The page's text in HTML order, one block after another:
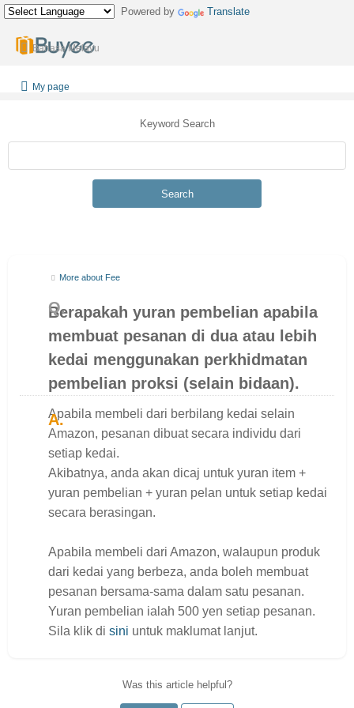
Powered by Translate
Bahasa Melayu
My page
Keyword Search
Search
More about Fee
Berapakah yuran pembelian apabila
membuat pesanan di dua atau lebih
kedai menggunakan perkhidmatan
pembelian proksi (selain bidaan).
Apabila membeli dari berbilang kedai selain
Amazon, pesanan dibuat secara individu dari
setiap kedai.
Akibatnya, anda akan dicaj untuk yuran item +
yuran pembelian + yuran pelan untuk setiap kedai
secara berasingan.
Apabila membeli dari Amazon, walaupun produk
dari kedai yang berbeza, anda boleh membuat
pesanan bersama-sama dalam satu pesanan.
Yuran pembelian ialah 500 yen setiap pesanan.
Sila klik di sini untuk maklumat lanjut.
Was this article helpful?